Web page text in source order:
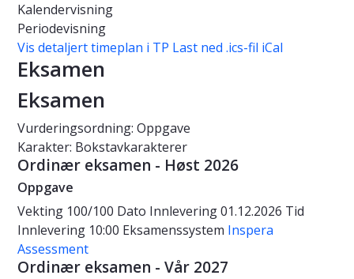
Kalendervisning
Periodevisning
Vis detaljert timeplan i TP Last ned .ics-fil iCal
Eksamen
Eksamen
Vurderingsordning: Oppgave
Karakter: Bokstavkarakterer
Ordinær eksamen - Høst 2026
Oppgave
Vekting 100/100 Dato Innlevering 01.12.2026 Tid
Innlevering 10:00 Eksamenssystem Inspera
Assessment
Ordinær eksamen - Vår 2027